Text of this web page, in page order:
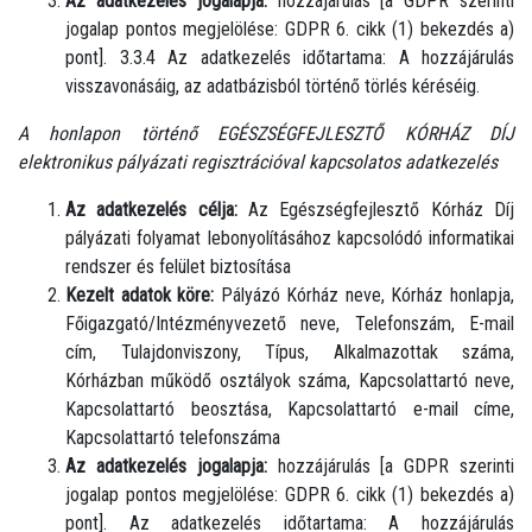
jogalap pontos megjelölése: GDPR 6. cikk (1) bekezdés a)
pont]. 3.3.4 Az adatkezelés időtartama: A hozzájárulás
visszavonásáig, az adatbázisból történő törlés kéréséig.
A honlapon történő EGÉSZSÉGFEJLESZTŐ KÓRHÁZ DÍJ
elektronikus pályázati regisztrációval kapcsolatos adatkezelés
Az adatkezelés célja: Az Egészségfejlesztő Kórház Díj
pályázati folyamat lebonyolításához kapcsolódó informatikai
rendszer és felület biztosítása
Kezelt adatok köre: Pályázó Kórház neve, Kórház honlapja,
Főigazgató/Intézményvezető neve, Telefonszám, E-mail
cím, Tulajdonviszony, Típus, Alkalmazottak száma,
Kórházban működő osztályok száma, Kapcsolattartó neve,
Kapcsolattartó beosztása, Kapcsolattartó e-mail címe,
Kapcsolattartó telefonszáma
Az adatkezelés jogalapja:hozzájárulás [a GDPR szerinti
jogalap pontos megjelölése: GDPR 6. cikk (1) bekezdés a)
pont]. Az adatkezelés időtartama: A hozzájárulás